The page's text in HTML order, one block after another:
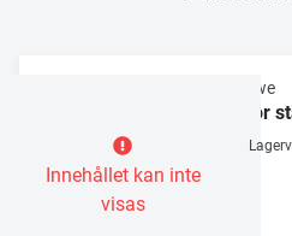
Innehållet kan inte
visas
Loewe
Floor